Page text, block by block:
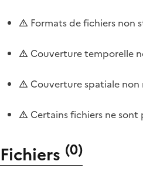
Formats de fichiers non
Couverture temporelle
Couverture spatiale non
Certains fichiers ne sont
Fichiers (0)